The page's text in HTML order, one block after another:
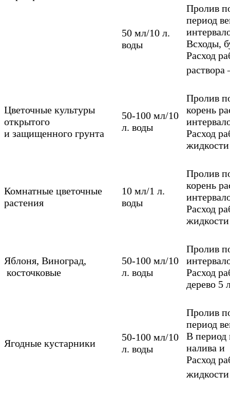
50 мл/10 л.
воды
Пролив
период
Всходы,
Расход
Цветочные культуры
открытого
и защищенного грунта
50-100 мл/10
л. воды
Пролив
корень
Расход
Комнатные цветочные
растения
10 мл/1 л.
воды
Пролив
корень
Расход
Яблоня, Виноград,
косточковые
50-100 мл/10
л. воды
Пролив
Расход
дерево 5
Ягодные кустарники
50-100 мл/10
л. воды
Пролив
период
В период
налива и
Расход